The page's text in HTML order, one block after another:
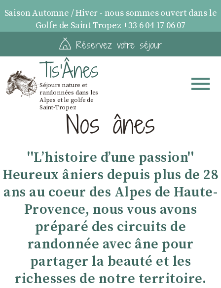
Saison Automne / Hiver - nous sommes ouvert dans le
Golfe de Saint Tropez +33 6 04 17 06 07
Réservez votre séjour
Tis'Ânes
Séjours nature et
randonnées dans les
Alpes et le golfe de
Saint-TropezNos ânes
''Lʼhistoire dʼune passion''
Heureux âniers depuis plus de 28
ans au coeur des Alpes de Haute-
Provence, nous vous avons
préparé des circuits de
randonnée avec âne pour
partager la beauté et les
richesses de notre territoire.